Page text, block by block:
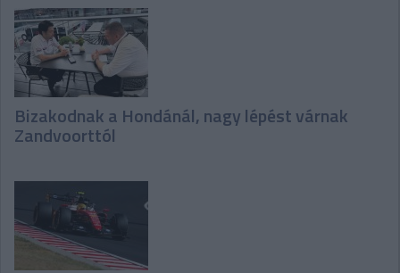
Bizakodnak a Hondánál, nagy lépést várnak
Zandvoorttól